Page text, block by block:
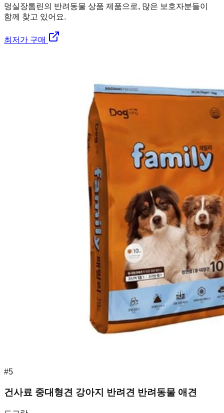
멍실장톰린의 반려동물 상품 제품으로, 많은 보호자분들이
함께 찾고 있어요.
최저가 구매
#5
건사료 중대형견 강아지 반려견 반려동물 애견